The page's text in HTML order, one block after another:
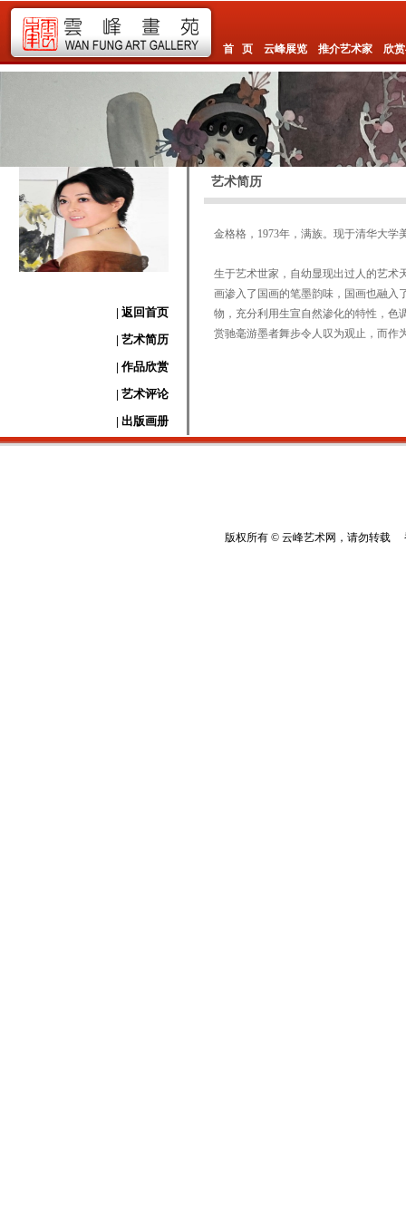
首 页 云峰展览 推介艺术家 欣
| 返回首页
| 艺术简历
| 作品欣赏
| 艺术评论
| 出版画册
艺术简历
金格格，1973年，满族。现于清华大学
生于艺术世家，自幼显现出过人的艺术
画渗入了国画的笔墨韵味，国画也融入
物，充分利用生宣自然渗化的特性，色
赏驰毫游墨者舞步令人叹为观止，而作
版权所有 © 云峰艺术网，请勿转载